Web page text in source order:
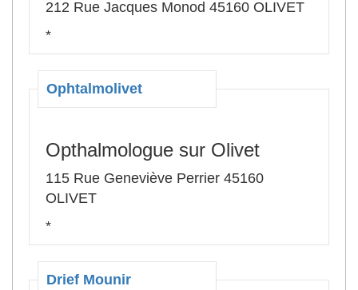
212 Rue Jacques Monod 45160 OLIVET
*
Ophtalmolivet
Opthalmologue sur Olivet
115 Rue Geneviève Perrier 45160
OLIVET
*
Drief Mounir